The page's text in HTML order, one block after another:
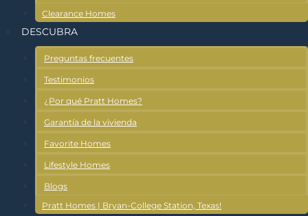
Clearance Homes
DESCUBRA
Preguntas frecuentes
Testimonios
¿Por qué Pratt Homes?
Garantía de la vivienda
Favorite Homes
Lifestyle Homes
Blogs
Pratt Homes | Bryan-College Station, Texas!